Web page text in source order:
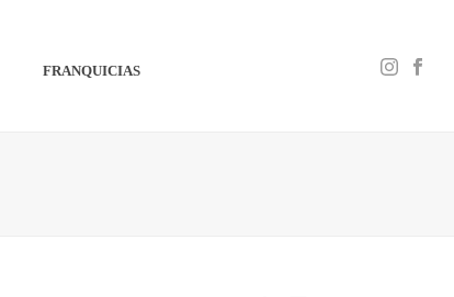
FRANQUICIAS